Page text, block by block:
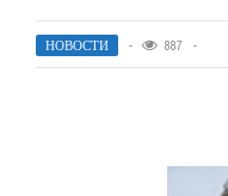
НОВОСТИ 887